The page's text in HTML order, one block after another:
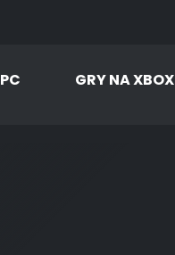
GRY NA XBOX